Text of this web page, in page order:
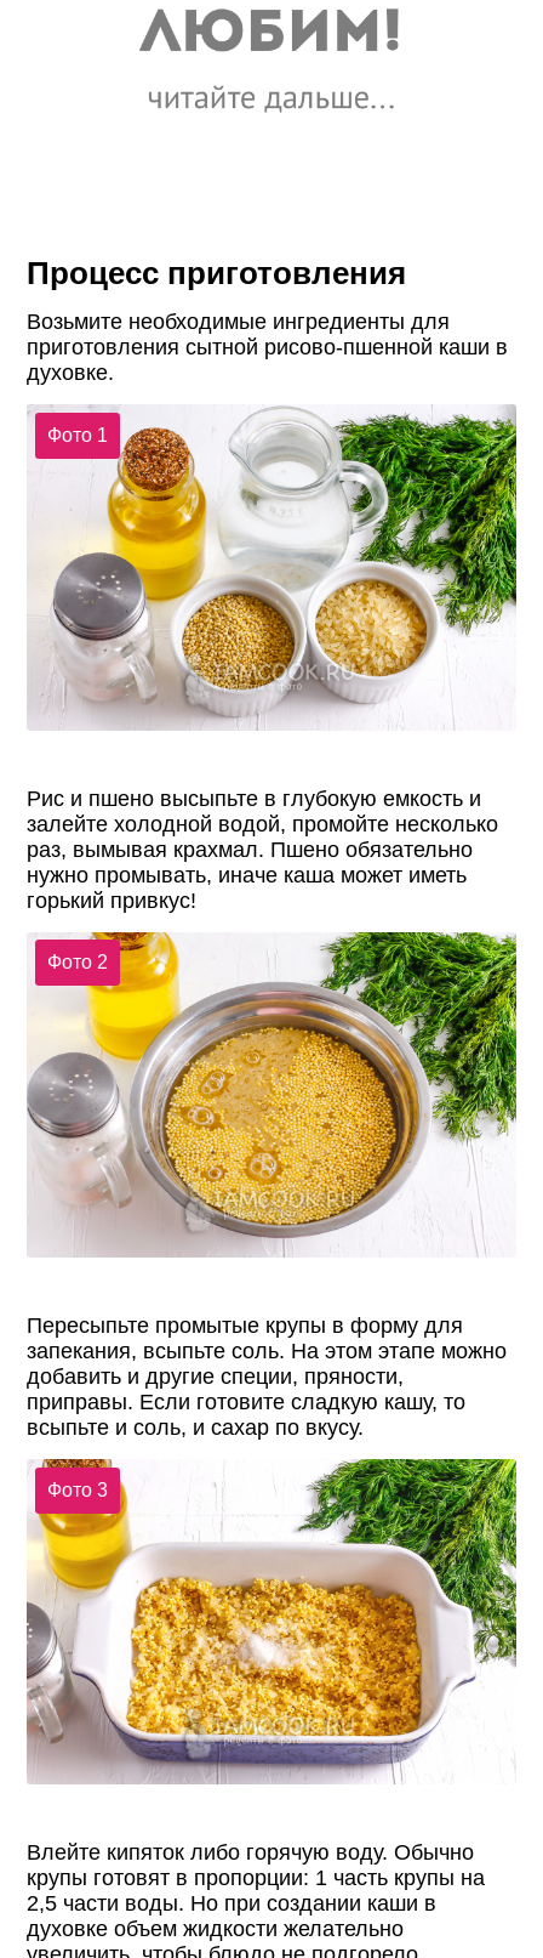
Процесс приготовления
Возьмите необходимые ингредиенты для
приготовления сытной рисово-пшенной каши в
духовке.
Фото 1
Рис и пшено высыпьте в глубокую емкость и
залейте холодной водой, промойте несколько
раз, вымывая крахмал. Пшено обязательно
нужно промывать, иначе каша может иметь
горький привкус!
Фото 2
Пересыпьте промытые крупы в форму для
запекания, всыпьте соль. На этом этапе можно
добавить и другие специи, пряности,
приправы. Если готовите сладкую кашу, то
всыпьте и соль, и сахар по вкусу.
Фото 3
Влейте кипяток либо горячую воду. Обычно
крупы готовят в пропорции: 1 часть крупы на
2,5 части воды. Но при создании каши в
духовке объем жидкости желательно